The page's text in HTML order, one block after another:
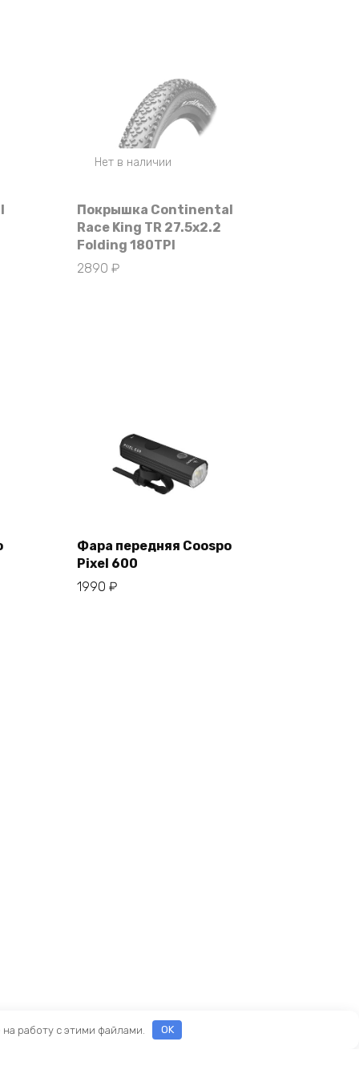
Нет в наличии
Покрышка Continental
Race King TR 27.5х2.2
Folding 180TPI
2890 ₽
Фара передняя Coospo
Pixel 600
1990 ₽
работу с этими файлами. OK